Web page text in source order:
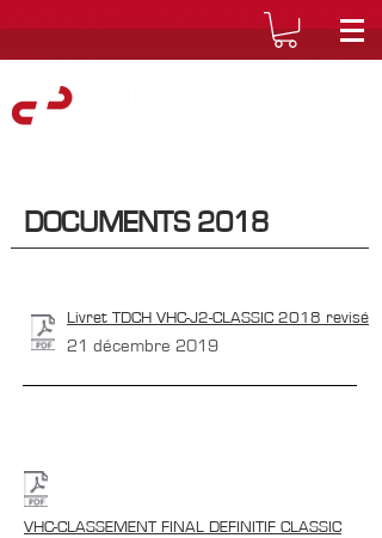
DOCUMENTS 2018
Livret TDCH VHC-J2-CLASSIC 2018 revisé
21 décembre 2019
VHC-CLASSEMENT FINAL DEFINITIF CLASSIC